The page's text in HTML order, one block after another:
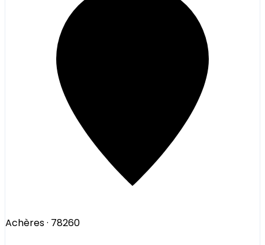
Achères· 78260